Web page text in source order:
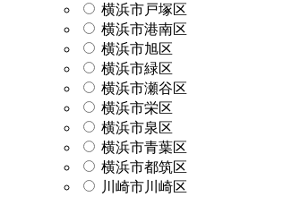
横浜市戸塚区
横浜市港南区
横浜市旭区
横浜市緑区
横浜市瀬谷区
横浜市栄区
横浜市泉区
横浜市青葉区
横浜市都筑区
川崎市川崎区